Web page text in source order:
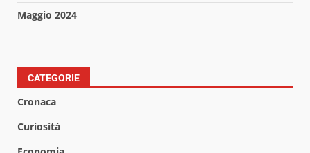
Maggio 2024
CATEGORIE
Cronaca
Curiosità